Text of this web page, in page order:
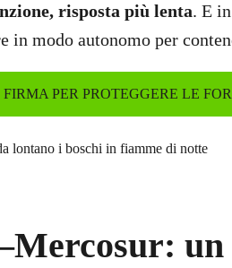
risposta più lenta. E
in modo autonomo per
FIRMA PER PROTEGGERE LE